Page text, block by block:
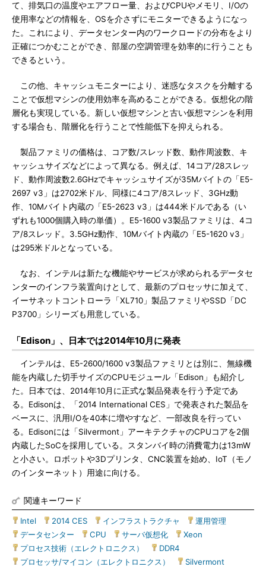
て、排気口の温度やエアフロー量、およびCPUやメモリ、I/Oの
使用率などの情報を、OSを介さずにモニターできるようになっ
た。これにより、データセンター内のワークロードの分布をより
正確につかむことができ、部屋の空調管理を効率的に行うことも
できるという。
この他、キャッシュモニターにより、迷惑なタスクを分離する
ことで仮想マシンの使用効率を高めることができる。仮想化の階
層化も実現している。新しい仮想マシンと古い仮想マシンを利用
する場合も、階層化を行うことで性能低下を抑えられる。
製品ファミリの価格は、コア数/スレッド数、動作周波数、キ
ャッシュサイズなどによって異なる。例えば、14コア/28スレッ
ド、動作周波数2.6GHzでキャッシュサイズが35Mバイトの「E5-
2697 v3」は2702米ドル、同様に4コア/8スレッド、3GHz動
作、10Mバイト内蔵の「E5-2623 v3」は444米ドルである（い
ずれも1000個購入時の単価）。E5-1600 v3製品ファミリは、4コ
ア/8スレッド。3.5GHz動作、10Mバイト内蔵の「E5-1620 v3」
は295米ドルとなっている。
なお、インテルは新たな機能やサービスが求められるデータセ
ンターのインフラ装置向けとして、最新のプロセッサに加えて、
イーサネットコントローラ「XL710」製品ファミリやSSD「DC
P3700」シリーズも用意している。
「Edison」、日本では2014年10月に発表
インテルは、E5-2600/1600 v3製品ファミリとは別に、無線機
能を内蔵した切手サイズのCPUモジュール「Edison」も紹介し
た。日本では、2014年10月に正式な製品発表を行う予定であ
る。Edisonは、「2014 International CES」で発表された製品を
ベースに、汎用I/Oを40本に増やすなど、一部改良を行ってい
る。Edisonには「Silvermont」アーキテクチャのCPUコアを2個
内蔵したSoCを採用している。スタンバイ時の消費電力は13mW
と小さい。ロボットや3Dプリンタ、CNC装置を始め、IoT（モノ
のインターネット）用途に向ける。
関連キーワード
Intel 2014 CES インフラストラクチャ 運用管理
データセンター
CPU サーバ仮想化 Xeon
プロセス技術（エレクトロニクス）
DDR4
プロセッサ/マイコン（エレクトロニクス）
Silvermont